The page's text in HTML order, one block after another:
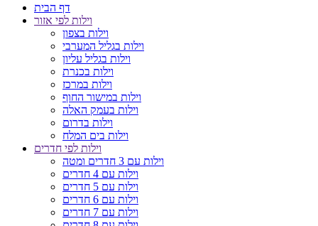
דף הבית
וילות לפי אזור
וילות בצפון
וילות בגליל המערבי
וילות בגליל עליון
וילות בכנרת
וילות במרכז
וילות במישור החוף
וילות בעמק האלה
וילות בדרום
וילות בים המלח
וילות לפי חדרים
וילות עם 3 חדרים ומטה
וילות עם 4 חדרים
וילות עם 5 חדרים
וילות עם 6 חדרים
וילות עם 7 חדרים